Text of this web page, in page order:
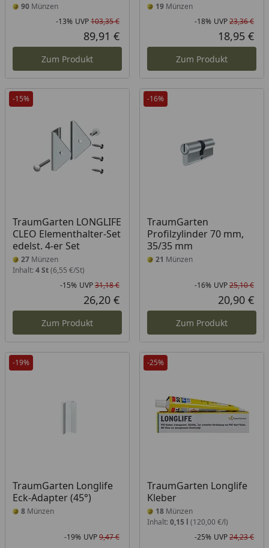
90 Münzen
Rabatt in Prozent
-13%
Ursprünglicher Preis
UVP103,35 €
Aktueller Preis
89,91 €
Zum Produkt
19Münzen
-18% UVP23,36 €
18,95 €
Zum Produkt
-15%
TraumGarten LONGLIFE
CLEO Elementhalter-Set
edelst. 4-er Set
27 Münzen
Inhalt: 4 St(6,55 €/St)
Rabatt in Prozent
-15%
Ursprünglicher Preis
UVP31,18 €
Aktueller Preis
26,20 €
Zum Produkt
-16%
TraumGarten
Profilzylinder 70 mm,
35/35 mm
21 Münzen
-16% UVP25,10 €
20,90 €
Zum Produkt
-19%
TraumGarten Longlife
Eck-Adapter (45°)
8 Münzen
-19% UVP9,47 €
-25%
TraumGarten Longlife
Kleber
18Münzen
Inhalt: 0,15 l (120,00 €/l)
-25% UVP24,23 €